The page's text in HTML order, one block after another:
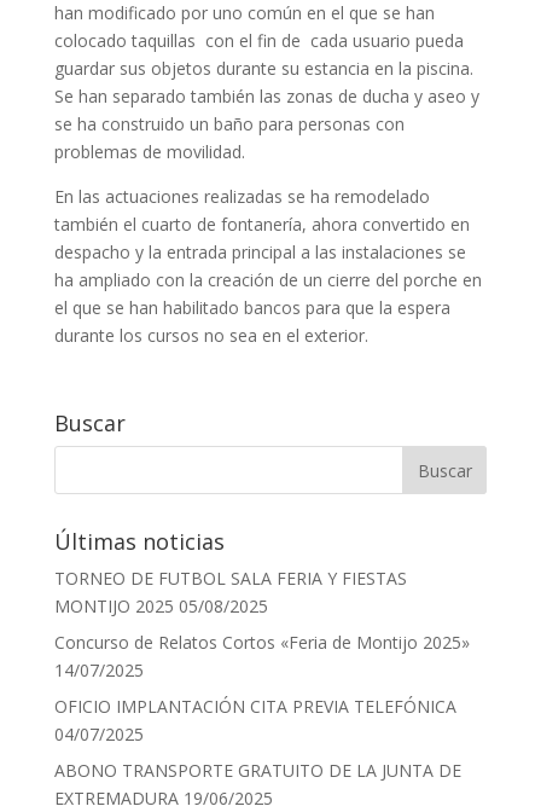
han modificado por uno común en el que se han
colocado taquillas con el fin de cada usuario pueda
guardar sus objetos durante su estancia en la piscina.
Se han separado también las zonas de ducha y aseo y
se ha construido un baño para personas con
problemas de movilidad.
En las actuaciones realizadas se ha remodelado
también el cuarto de fontanería, ahora convertido en
despacho y la entrada principal a las instalaciones se
ha ampliado con la creación de un cierre del porche en
el que se han habilitado bancos para que la espera
durante los cursos no sea en el exterior.
Buscar
Últimas noticias
TORNEO DE FUTBOL SALA FERIA Y FIESTAS
MONTIJO 2025 05/08/2025
Concurso de Relatos Cortos «Feria de Montijo 2025»
14/07/2025
OFICIO IMPLANTACIÓN CITA PREVIA TELEFÓNICA
04/07/2025
ABONO TRANSPORTE GRATUITO DE LA JUNTA DE
EXTREMADURA 19/06/2025